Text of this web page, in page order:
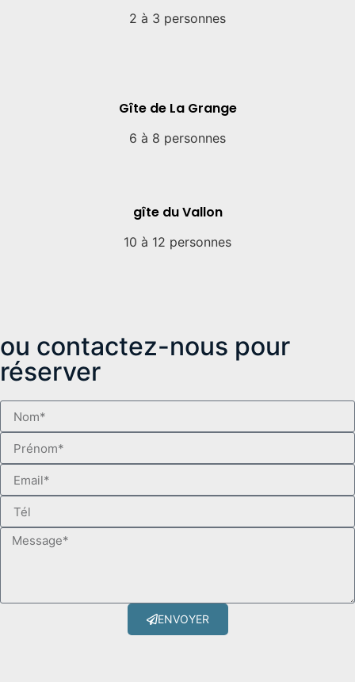
2 à 3 personnes
Gîte de La Grange
6 à 8 personnes
gîte du Vallon
10 à 12 personnes
ou contactez-nous pour
réserver
ENVOYER